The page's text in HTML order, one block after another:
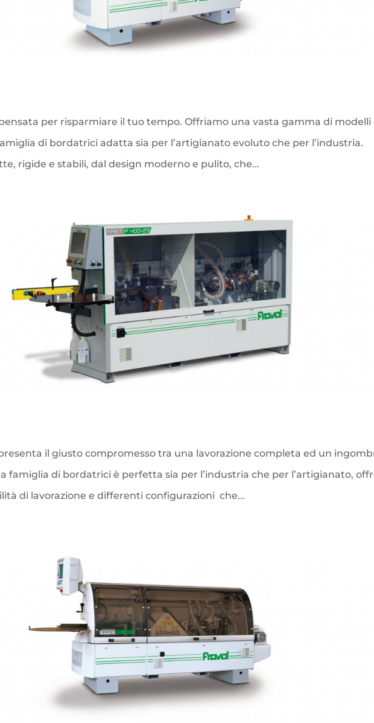
per risparmiare il tuo tempo. Offriamo una vasta gamma di modelli
di bordatrici adatta sia per l’artigianato evoluto che per l’industria.
rigide e stabili, dal design moderno e pulito, che...
il giusto compromesso tra una lavorazione completa ed un
famiglia di bordatrici è perfetta sia per l’industria che per l’artigianato,
di lavorazione e differenti configurazioni che...